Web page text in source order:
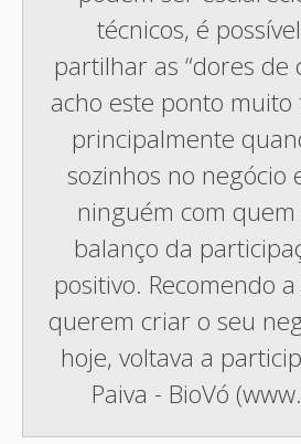
técnicos, é
partilhar as “dores de
acho este ponto
principalmente
sozinhos no negócio
ninguém com
balanço da
positivo. Recomendo
querem criar o seu
hoje, voltava a
Paiva - BioVó